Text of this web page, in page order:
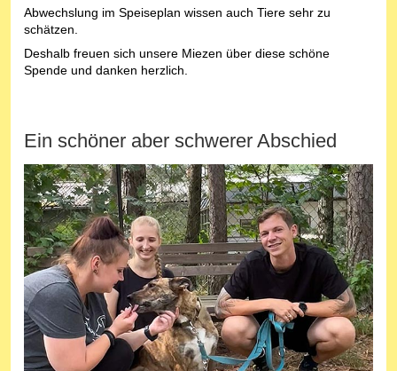
Abwechslung im Speiseplan wissen auch Tiere sehr zu
schätzen.
Deshalb freuen sich unsere Miezen über diese schöne
Spende und danken herzlich.
Ein schöner aber schwerer Abschied